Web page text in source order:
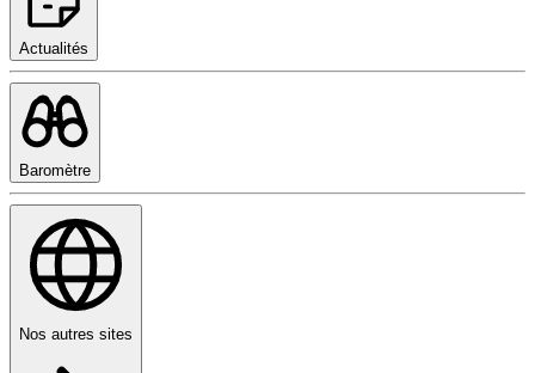
Actualités
Baromètre
Nos autres sites